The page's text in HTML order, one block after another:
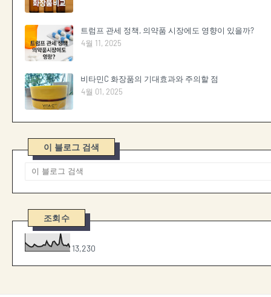
트럼프 관세 정책, 의약품 시장에도 영향이 있을까?
4월 11, 2025
비타민C 화장품의 기대효과와 주의할 점
4월 01, 2025
이 블로그 검색
조회수
13,230